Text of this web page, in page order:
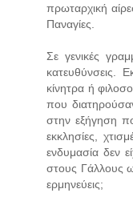
πρωταρχική
Παναγίες.
Σε γενικές
κατευθύνσεις.
κίνητρα ή
που
στην εξήγηση
εκκλησίες,
ενδυμασία δεν
στους Γάλλους
ερμηνεύεις;